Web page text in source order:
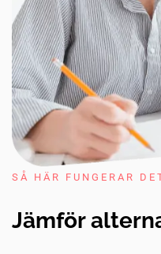
SÅ HÄR FUNGERAR
Jämför